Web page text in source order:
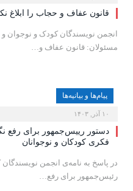
قانون عفاف و حجاب را ابلاغ
انجمن نویسندگان کودک و نوجوان
مسئولان: قانون عفاف و…
پیام‌ها و بیانیه‌ها
۱۰ آذر, ۱۴۰۳
دستور رییس‌جمهور برای رفع
فکری کودکان و نوجوانان
در پاسخ به نامه‌ی انجمن
رئیس‌جمهور برای رفع…